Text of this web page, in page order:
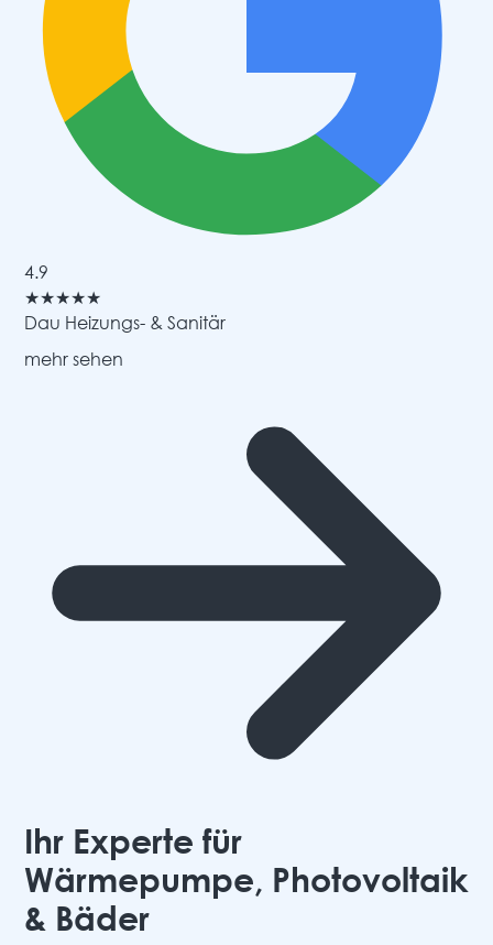
4.9
★★★★★
Dau Heizungs- & Sanitär
mehr sehen
Ihr Experte für
Wärmepumpe, Photovoltaik
& Bäder